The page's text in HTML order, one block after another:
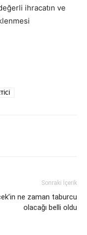
ihracatın ve
Sonraki İçerik
ne zaman taburcu
olacağı belli oldu